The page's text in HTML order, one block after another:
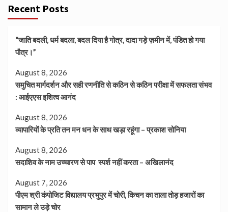
Recent Posts
“जाति बदली, धर्म बदला, बदल दिया है गोत्र, दादा गड़े ज़मीन में, पंडित हो गया
पौत्र।”
August 8, 2026
समुचित मार्गदर्शन और सही रणनीति से कठिन से कठिन परीक्षा में सफलता संभव
: आईएएस इशित्व आनंद
August 8, 2026
व्यापारियों के प्रति तन मन धन के साथ खड़ा रहूंगा – प्रकाश सोनिया
August 8, 2026
सदाशिव के नाम उच्चारण से पाप स्पर्श नहीं करता – अखिलानंद
August 7, 2026
पीएम श्री कंपोजिट विद्यालय प्रभुपुर में चोरी, किचन का ताला तोड़ हजारों का
सामान ले उड़े चोर